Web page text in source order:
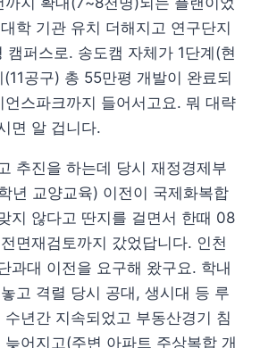
학 기관 유치 더해지고 연구단지
캠퍼스로. 송도캠 자체가 1단계(현
공구) 총 55만평 개발이 완료되
언스파크까지 들어서고요. 뭐 대략
면 알 겁니다.
추진을 하는데 당시 재정경제부
년 교양교육) 이전이 국제화복합
지 않다고 딴지를 걸면서 한때 08
면재검토까지 갔었답니다. 인천
과대 이전을 요구해 왔구요. 학내
고 격렬 당시 공대, 생시대 등 루
년간 지속되었고 부동산경기 침
어지고(주변 아파트 주상복합 개